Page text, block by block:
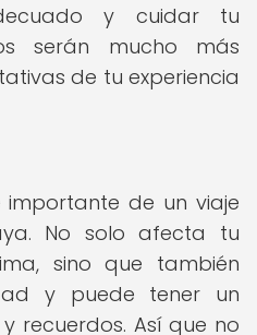
y cuidar tu
serán mucho más
de tu experiencia
importante de un viaje
No solo afecta tu
sino que también
y puede tener un
recuerdos. Así que no